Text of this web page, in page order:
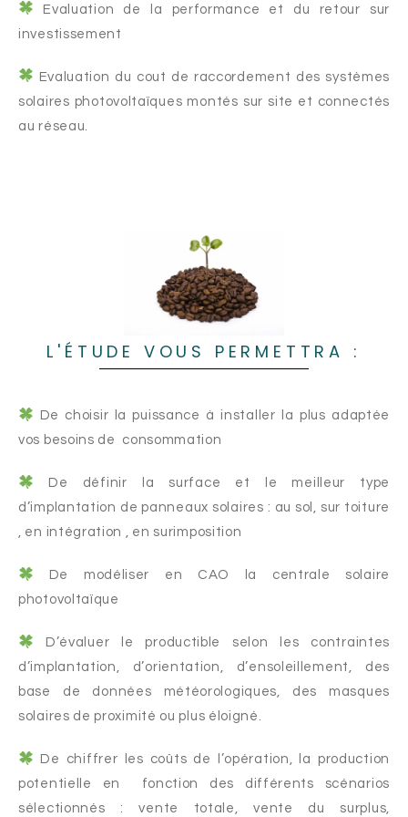
Evaluation de la performance et du retour sur
investissement
Evaluation du cout de raccordement des systèmes
solaires photovoltaïques montés sur site et connectés
au réseau.
L'ÉTUDE VOUS PERMETTRA :
De choisir la puissance à installer la plus adaptée
vos besoins de consommation
De définir la surface et le meilleur type
d’implantation de panneaux solaires : au sol, sur toiture
, en intégration , en surimposition
De modéliser en CAO la centrale solaire
photovoltaïque
D’évaluer le productible selon les contraintes
d’implantation, d’orientation, d’ensoleillement, des
base de données météorologiques, des masques
solaires de proximité ou plus éloigné.
De chiffrer les coûts de l’opération, la production
potentielle en fonction des différents scénarios
sélectionnés : vente totale, vente du surplus,